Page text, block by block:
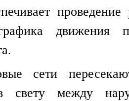
движения
сети
свету между